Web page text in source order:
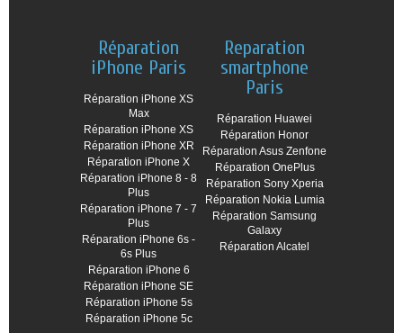
Réparation
iPhone Paris
Réparation iPhone XS
Max
Réparation iPhone XS
Réparation iPhone XR
Réparation iPhone X
Réparation iPhone 8 - 8
Plus
Réparation iPhone 7 - 7
Plus
Réparation iPhone 6s -
6s Plus
Réparation iPhone 6
Réparation iPhone SE
Réparation iPhone 5s
Réparation iPhone 5c
Reparation
smartphone
Paris
Réparation Huawei
Réparation Honor
Réparation Asus Zenfone
Réparation OnePlus
Réparation Sony Xperia
Réparation Nokia Lumia
Réparation Samsung
Galaxy
Réparation Alcatel